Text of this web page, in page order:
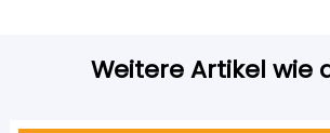
Weitere Artikel wie